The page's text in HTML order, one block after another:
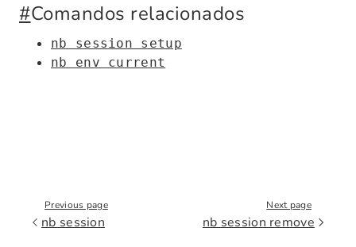
#Comandos relacionados
nb session setup
nb env current
Previous page
nb session
Next page
nb session remove